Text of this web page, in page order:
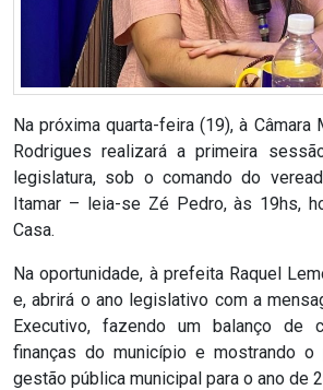
ASSEMBLEIA
LEGISLATIVA
DO
RN
ASSEMBLEIA
ASSISTÊNCIA
MÉDICA
Na próxima quarta-feira (19), à Câmara
Rodrigues realizará a primeira
legislatura, sob o comando do
Itamar – leia-se Zé Pedro, às 19hs,
Casa.
Na oportunidade, à prefeita Raquel
e, abrirá o ano legislativo com a
Executivo, fazendo um balanço de
finanças do município e mostrando
gestão pública municipal para o ano de